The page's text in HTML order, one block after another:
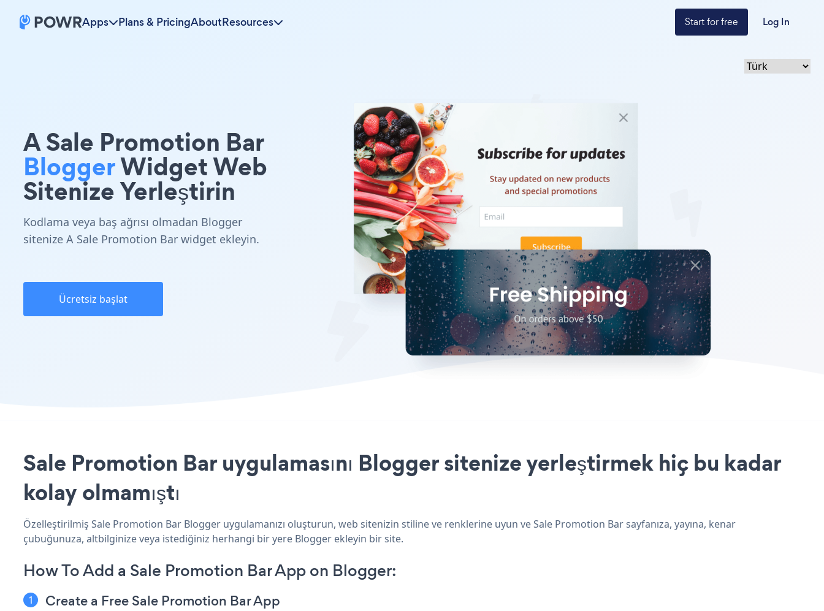
Apps Plans & PricingAboutResources Start for free Log In
A Sale Promotion Bar
BloggerWidget Web
Sitenize Yerleştirin
Kodlama veya baş ağrısı olmadan Blogger
sitenize A Sale Promotion Bar widget ekleyin.
Ücretsiz başlat
Sale Promotion Bar uygulamasını Blogger sitenize yerleştirmek hiç bu kadar
kolay olmamıştı
Özelleştirilmiş Sale Promotion Bar Blogger uygulamanızı oluşturun, web sitenizin stiline ve renklerine uyun ve Sale Promotion Bar sayfanıza, yayına, kenar
çubuğunuza, altbilginize veya istediğiniz herhangi bir yere Blogger ekleyin bir site.
How To Add a Sale Promotion Bar App on Blogger:
Create a Free Sale Promotion Bar App